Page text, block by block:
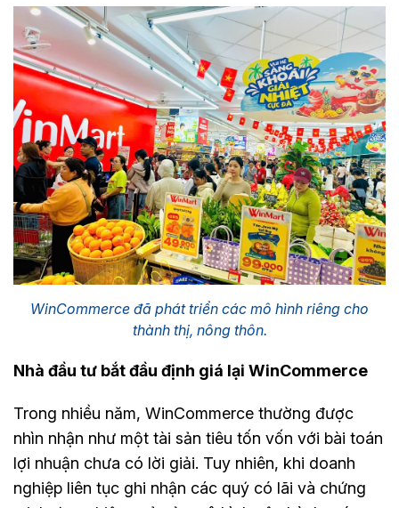
WinCommerce đã phát triển các mô hình riêng cho
thành thị, nông thôn.
Nhà đầu tư bắt đầu định giá lại WinCommerce
Trong nhiều năm, WinCommerce thường được
nhìn nhận như một tài sản tiêu tốn vốn với bài toán
lợi nhuận chưa có lời giải. Tuy nhiên, khi doanh
nghiệp liên tục ghi nhận các quý có lãi và chứng